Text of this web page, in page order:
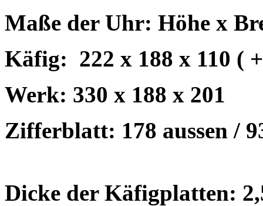
Maße der Uhr: Höhe x
Käfig: 222 x 188 x 110 (
Werk: 330 x 188 x 201
Zifferblatt: 178 aussen /
Dicke der Käfigplatten: